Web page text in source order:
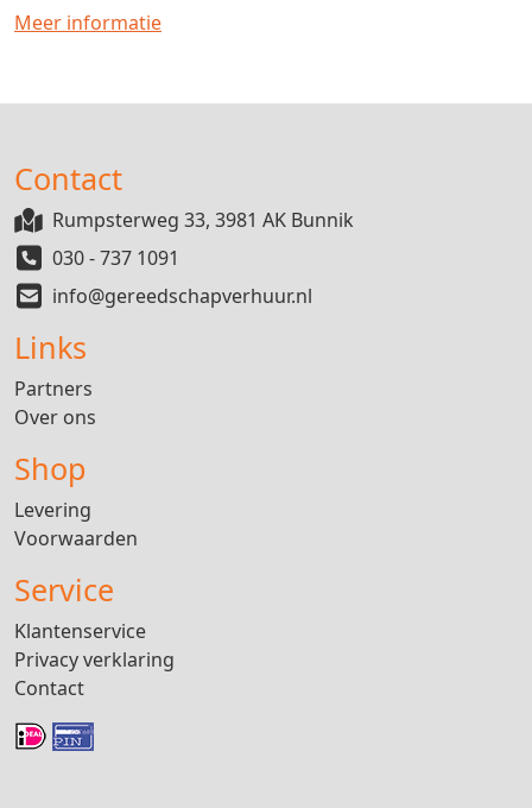
Meer informatie
Contact
Rumpsterweg 33, 3981 AK Bunnik
030 - 737 1091
info@gereedschapverhuur.nl
Links
Partners
Over ons
Shop
Levering
Voorwaarden
Service
Klantenservice
Privacy verklaring
Contact